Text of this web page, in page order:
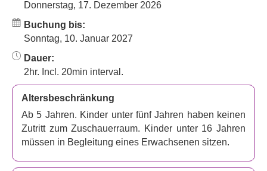
begeben sich die beiden auf eine abenteuerliche Reise
und entdecken eine zauberhafte Welt. Clara besiegt den
Mäusekönig in einem epischen Kampf. Sie begegnet
einem gutaussehenden Prinzen und erlebt eine
unvergessliche Reise ins Land der Süßigkeiten, wo sie
die Zuckerfee trifft. Als sie im glitzernden Schneeland
ankommt, erkennt sie, dass dies erst der Anfang ihres
fantastischen Abenteuers ist.
Für wen ist der Nussknacker gedacht?
Der Nussknacker
wird für Zuschauer ab 7 Jahren
empfohlen. Kinder unter 5 Jahren haben keinen Zutritt
Donnerstag, 17. Dezember 2026
Buchung bis:
Sonntag, 10. Januar 2027
Dauer:
2hr. Incl. 20min interval.
Altersbeschränkung
Ab 5 Jahren. Kinder unter fünf Jahren haben keinen
Zutritt zum Zuschauerraum. Kinder unter 16 Jahren
müssen in Begleitung eines Erwachsenen sitzen.